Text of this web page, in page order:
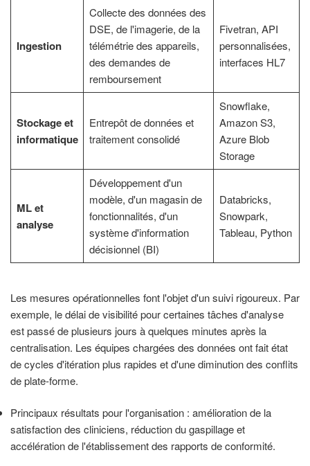
Ingestion
Collecte des données des
DSE, de l'imagerie, de la
télémétrie des appareils,
des demandes de
remboursement
Fivetran, API
personnalisées,
interfaces HL7
Stockage et
informatique
Entrepôt de données et
traitement consolidé
Snowflake,
Amazon S3,
Azure Blob
Storage
ML et
analyse
Développement d'un
modèle, d'un magasin de
fonctionnalités, d'un
système d'information
décisionnel (BI)
Databricks,
Snowpark,
Tableau, Python
Les mesures opérationnelles font l'objet d'un suivi rigoureux. Par
exemple, le délai de visibilité pour certaines tâches d'analyse
est passé de plusieurs jours à quelques minutes après la
centralisation. Les équipes chargées des données ont fait état
de cycles d'itération plus rapides et d'une diminution des conflits
de plate-forme.
Principaux résultats pour l'organisation : amélioration de la
satisfaction des cliniciens, réduction du gaspillage et
accélération de l'établissement des rapports de conformité.